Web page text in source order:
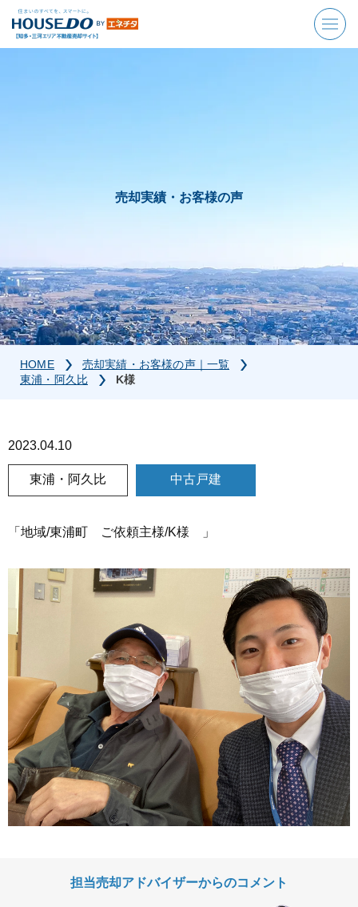
売却実績・お客様の声
HOME
売却実績・お客様の声｜一覧
東浦・阿久比
K様
2023.04.10
東浦・阿久比 中古戸建
「地域/東浦町 ご依頼主様/K様 」
担当売却アドバイザーからのコメント